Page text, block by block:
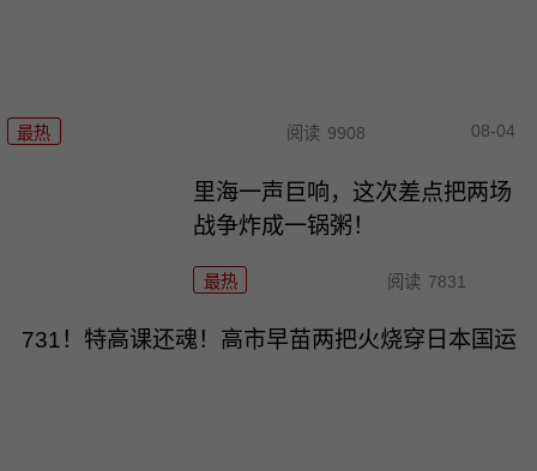
最热 阅读 9908 08-04
里海一声巨响，这次差点把两场
战争炸成一锅粥！
最热 阅读 7831
731！特高课还魂！高市早苗两把火烧穿日本国运